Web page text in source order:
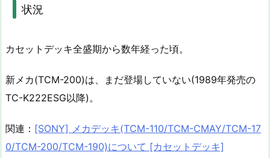
状況
カセットデッキ全盛期から数年経った頃。
新メカ(TCM-200)は、まだ登場していない(1989年発売の
TC-K222ESG以降)。
関連： [SONY] メカデッキ(TCM-110/TCM-CMAY/TCM-17
0/TCM-200/TCM-190)について [カセットデッキ]